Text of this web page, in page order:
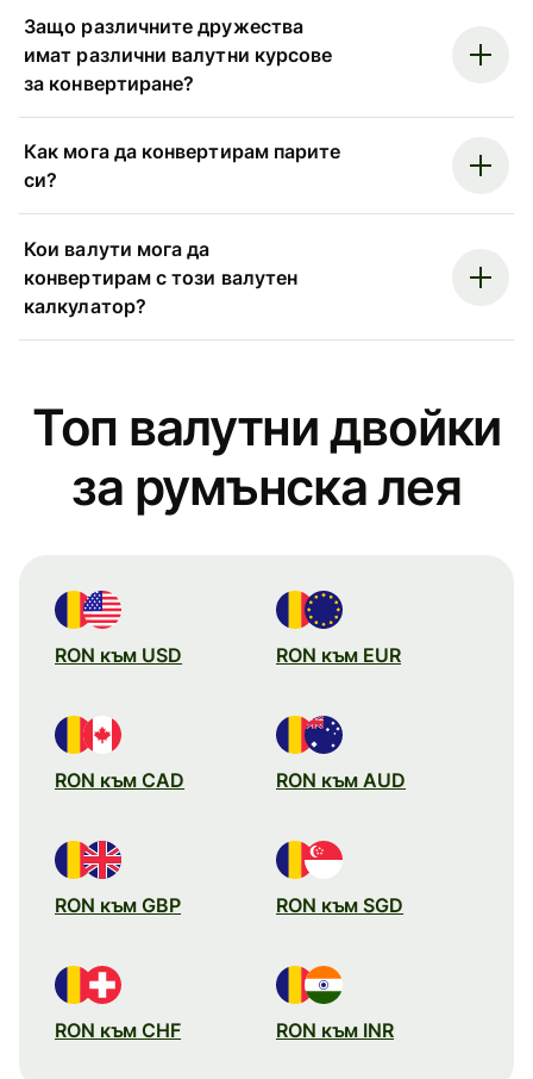
Защо различните дружества
имат различни валутни курсове
за конвертиране?
Как мога да конвертирам парите
си?
Кои валути мога да
конвертирам с този валутен
калкулатор?
Топ валутни двойки
за румънска лея
RON към USD RON към EUR
RON към CAD RON към AUD
RON към GBP RON към SGD
RON към CHF RON към INR